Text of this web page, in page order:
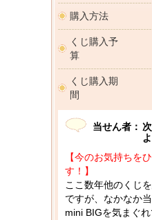
購入方法
くじ購入予
算
くじ購入期
間
当せん者：
【今のお気持ちを
す！】
ここ数年他のくじ
ですが、なかなか
mini BIGを気まぐ